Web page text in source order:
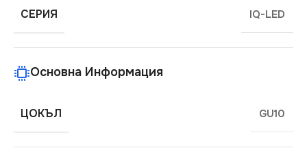
СЕРИЯ IQ-LED
Основна Информация
ЦОКЪЛ GU10